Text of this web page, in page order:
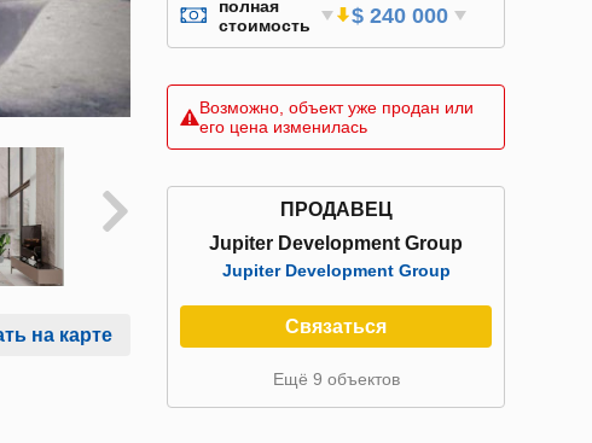
на карте
полная
стоимость
$ 240 000
Возможно, объект уже продан или
его цена изменилась
ПРОДАВЕЦ
Jupiter Development Group
Jupiter Development Group
Связаться
Ещё 9 объектов